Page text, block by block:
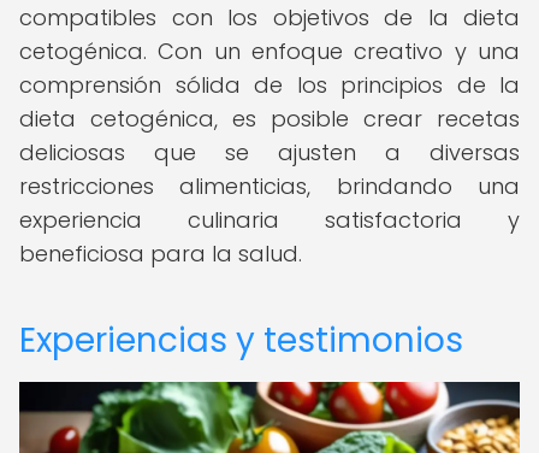
compatibles con los objetivos de la dieta
cetogénica. Con un enfoque creativo y una
comprensión sólida de los principios de la
dieta cetogénica, es posible crear recetas
deliciosas que se ajusten a diversas
restricciones alimenticias, brindando una
experiencia culinaria satisfactoria y
beneficiosa para la salud.
Experiencias y testimonios